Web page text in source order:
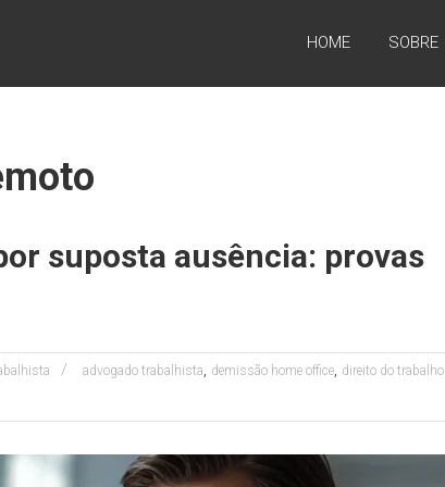
HOME SOBRE
suposta ausência: provas
advogado trabalhista, demissão home office, direito do trabalho